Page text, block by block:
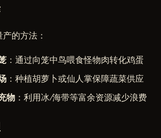
的方法：
：通过向笼中鸟喂食怪物肉转化鸡蛋
：种植胡萝卜或仙人掌保障蔬菜供应
物 ：利用冰/海带等富余资源减少浪费